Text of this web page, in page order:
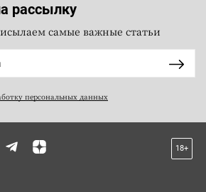
рассылку
самые важные статьи
персональных данных
18+